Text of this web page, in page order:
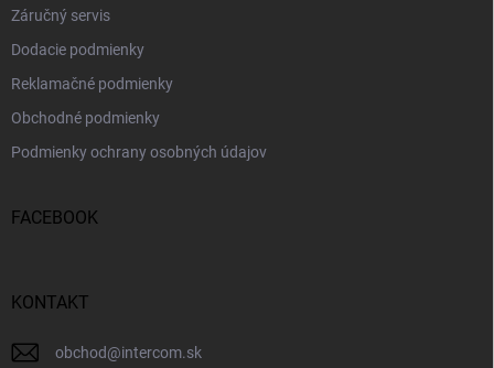
Záručný servis
Dodacie podmienky
Reklamačné podmienky
Obchodné podmienky
Podmienky ochrany osobných údajov
FACEBOOK
KONTAKT
obchod@intercom.sk